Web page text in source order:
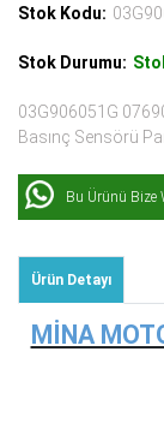
Stok Kodu:
Stok Durumu:
03G906051G
Basınç Sensörü
Bu Ürünü Bize
Ürün Detayı
MİNA